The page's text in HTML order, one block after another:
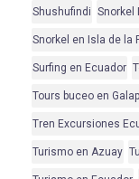
Shushufindi Snorkel
Snorkel en Isla de la
Surfing en Ecuador
Tours buceo en
Tren Excursiones
Turismo en Azuay